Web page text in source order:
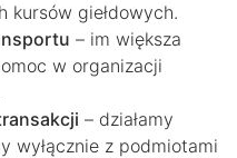
kursów giełdowych.
– im większa
w organizacji
– działamy
wyłącznie z podmiotami